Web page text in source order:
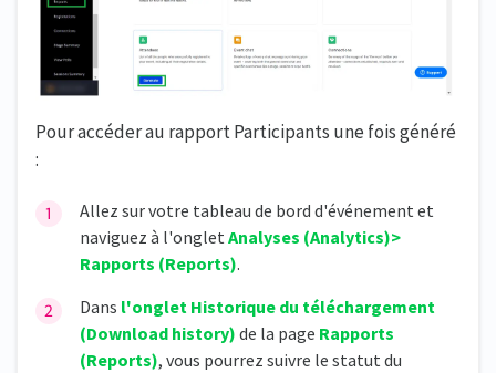
Pour accéder au rapport Participants une fois généré
:
Allez sur votre tableau de bord d'événement et
naviguez à l'onglet Analyses (Analytics)>
Rapports (Reports).
Dans l'onglet Historique du téléchargement
(Download history) de la page Rapports
(Reports), vous pourrez suivre le statut du